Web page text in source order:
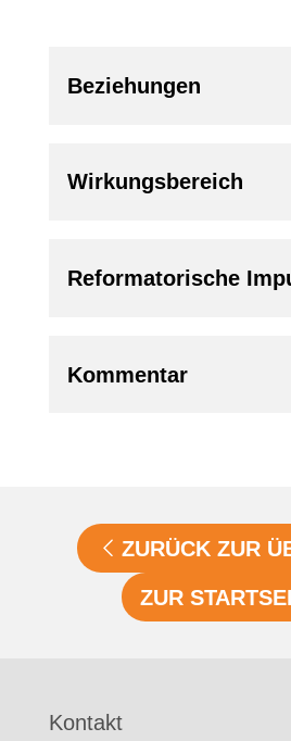
Beziehungen
Wirkungsbereich
Reformatorische
Kommentar
ZURÜCK ZUR
ZUR
Kontakt